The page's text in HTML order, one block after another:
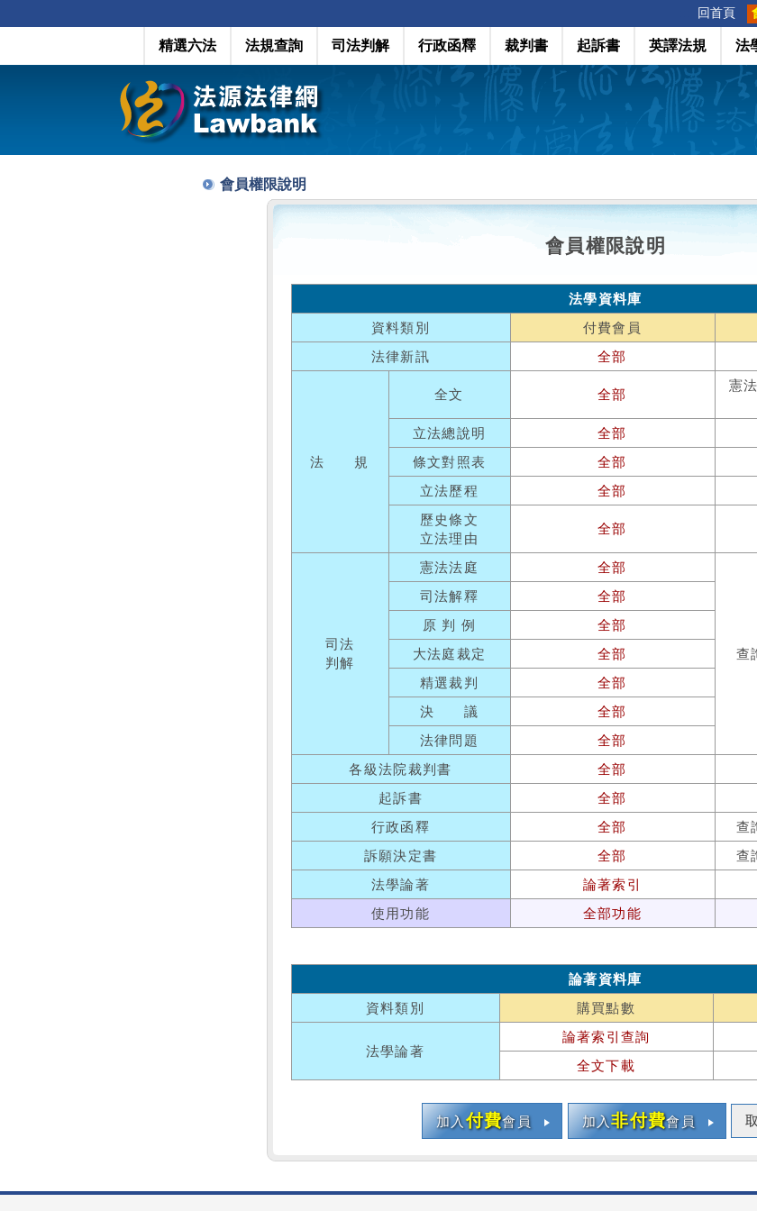
回首頁
精選六法 法規查詢 司法判解 行政函釋 裁判書 起訴書 英譯法規 法
會員權限說明
會員權限說明
法學資料庫
資料類別
付費會員
法律新訊
全部
法 規
全文 全部
憲
立法總說明
全部
條文對照表
全部
立法歷程
全部
歷史條文
立法理由
全部
司法
判解
憲法法庭 全部
查
司法解釋
全部
原 判 例
全部
大法庭裁定
全部
精選裁判
全部
決 議
全部
法律問題
全部
各級法院裁判書
全部
起訴書
全部
行政函釋
全部
查
訴願決定書
全部
查
法學論著
論著索引
使用功能
全部功能
論著資料庫
資料類別
購買點數
法學論著
論著索引查詢
全文下載
加入付費會員 加入非付費會員